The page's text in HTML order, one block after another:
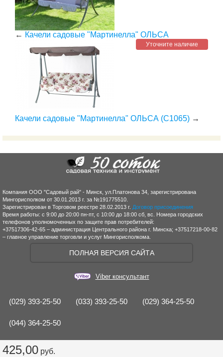
← Качели садовые "Мартинелла" ОЛЬСА
Уточните наличие
Качели садовые "Мартинелла" ОЛЬСА (С1065) →
425,00 руб.
Компания ООО "Садовый рай" - Минск, ул.Платонова 34, зарегистрирована
Мингорисполком от 30.01.2013 г. за №191775510.
Зарегистрирован в Торговом реестре 28.02.2013 г. Договор присоединения
Время работы: с 9:00 до 20:00 пн-пт, с 10:00 до 18:00 сб, вс. Номера городских
телефонов уполномоченных по защите прав потребителей:
+37517306-42-65 – администрация Центрального района г. Минска; +37517218-00-82
– главное управление торговли и услуг Мингорисполкома.
ПОЛНАЯ ВЕРСИЯ САЙТА
Viber консультант
(029) 393-25-50 (033) 393-25-50 (029) 364-25-50
(044) 364-25-50